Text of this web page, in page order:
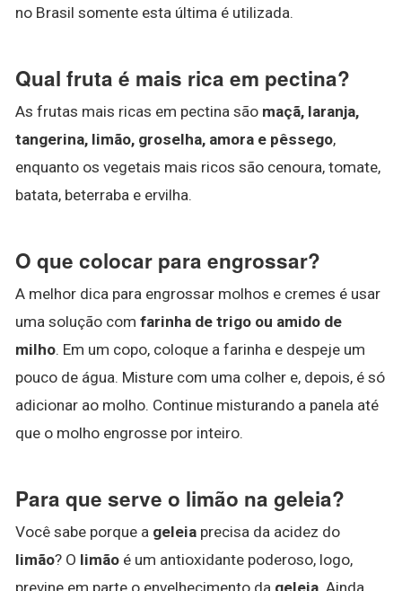
no Brasil somente esta última é utilizada.
Qual fruta é mais rica em pectina?
As frutas mais ricas em pectina são maçã, laranja,
tangerina, limão, groselha, amora e pêssego,
enquanto os vegetais mais ricos são cenoura, tomate,
batata, beterraba e ervilha.
O que colocar para engrossar?
A melhor dica para engrossar molhos e cremes é usar
uma solução com farinha de trigo ou amido de
milho. Em um copo, coloque a farinha e despeje um
pouco de água. Misture com uma colher e, depois, é só
adicionar ao molho. Continue misturando a panela até
que o molho engrosse por inteiro.
Para que serve o limão na geleia?
Você sabe porque a geleia precisa da acidez do
limão? O limão é um antioxidante poderoso, logo,
previne em parte o envelhecimento da geleia. Ainda